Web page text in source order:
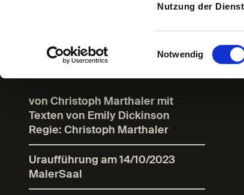
Nutzung der
Einwilligungsauswahl
Notwendig
Im Namen
Brise
von Christoph Marthaler mit
Texten von Emily Dickinson
Regie: Christoph Marthaler
Uraufführung am 14/10/2023
MalerSaal